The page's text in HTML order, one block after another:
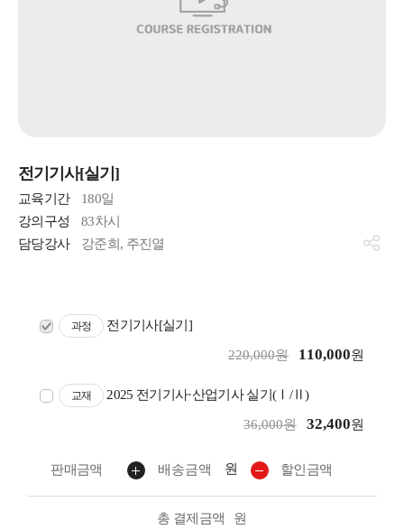
전기기사[실기]
교육기간
180일
강의구성
83차시
담당강사
강준희, 주진열
과정 전기기사[실기]
220,000원 110,000원
교재 2025 전기기사·산업기사 실기(Ⅰ/Ⅱ)
36,000원 32,400원
판매금액 배송금액 원 할인금액
총 결제금액 원